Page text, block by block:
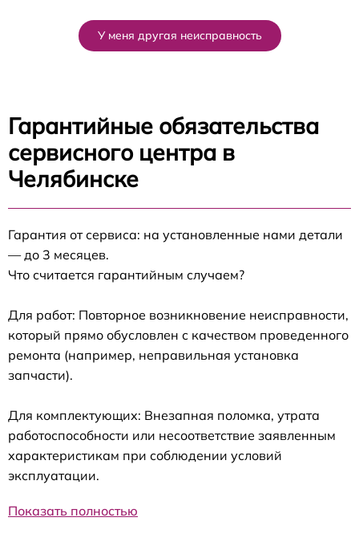
У меня другая неисправность
Гарантийные обязательства
сервисного центра в
Челябинске
Гарантия от сервиса: на установленные нами детали
— до 3 месяцев.
Что считается гарантийным случаем?
Для работ: Повторное возникновение неисправности,
который прямо обусловлен с качеством проведенного
ремонта (например, неправильная установка
запчасти).
Для комплектующих: Внезапная поломка, утрата
работоспособности или несоответствие заявленным
характеристикам при соблюдении условий
эксплуатации.
Показать полностью